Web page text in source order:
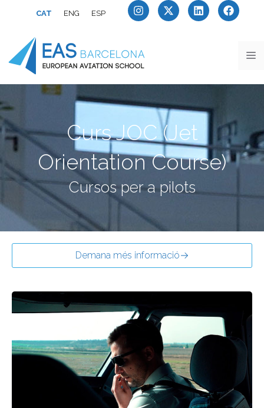
CAT ENG ESP
Curs JOC (Jet
Orientation Course)
Cursos per a pilots
Demana més informació